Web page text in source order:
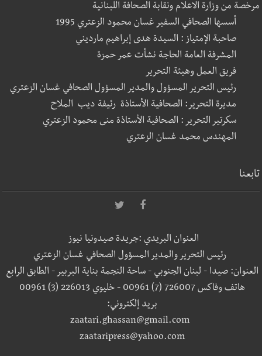
مرخصة من وزارة الاعلام ونقابة الصحافة اللبنانية
أسسها الصحافي السفير غسان محمود الزعتري 1995
صاحبة الإمتياز : السيدة هدى إبراهيم مارديني
المشرفة العامة الحاجة نشأت عمر حمزة
فريق العمل وهيئة التحرير
رئيس التحرير المسؤول والمدير المسؤول الصحافي غسان الزعتري
مديرة التحرير: الصحافية الأستاذة رئيفة ديب الملاح
سكرتير التحرير : الصحافية الأستاذة منى محمود الزعتري
المهندس محمد غسان الزعتري
تابعنا
العنوان البريدي :جريدة صيدونيا نيوز
رئيس التحرير والمدير المسؤول الصحافي غسان الزعتري
العنوان: صيدا - لبنان الجنوبي - ساحة النجمة بناية البربير - الطابق الرابع
هاتف وفاكس 726007 (7) 00961 - خليوي 226013 (3) 00961
بريد إلكتروني:
zaatari.ghassan@gmail.com
zaataripress@yahoo.com